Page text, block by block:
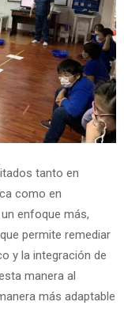
tanto en
como en
enfoque más,
permite remediar
y la integración de
manera al
más adaptable